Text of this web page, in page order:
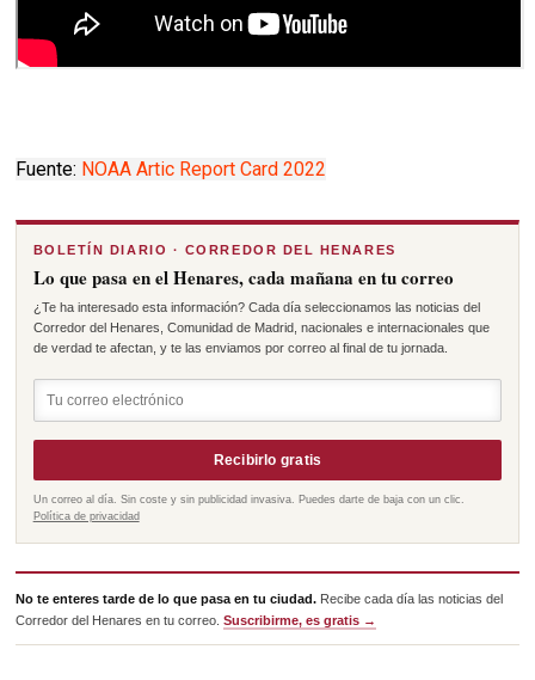
Fuente: NOAA Artic Report Card 2022
BOLETÍN DIARIO · CORREDOR DEL HENARES
Lo que pasa en el Henares, cada mañana en tu correo
¿Te ha interesado esta información? Cada día seleccionamos las noticias del
Corredor del Henares, Comunidad de Madrid, nacionales e internacionales que
de verdad te afectan, y te las enviamos por correo al final de tu jornada.
Recibirlo gratis
Un correo al día. Sin coste y sin publicidad invasiva. Puedes darte de baja con un clic.
Política de privacidad
No te enteres tarde de lo que pasa en tu ciudad. Recibe cada día las noticias del
Corredor del Henares en tu correo.Suscribirme, es gratis →